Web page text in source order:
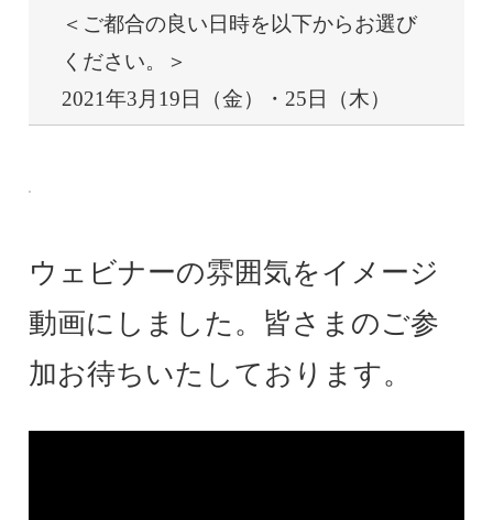
＜ご都合の良い日時を以下からお選び
ください。＞
2021年3月19日（金）・25日（木）
ウェビナーの雰囲気をイメージ
動画にしました。皆さまのご参
加お待ちいたしております。